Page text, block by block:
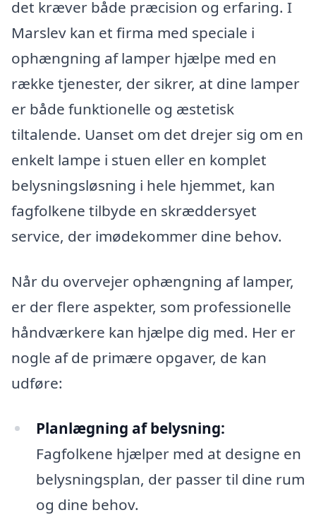
det kræver både præcision og erfaring. I
Marslev kan et firma med speciale i
ophængning af lamper hjælpe med en
række tjenester, der sikrer, at dine lamper
er både funktionelle og æstetisk
tiltalende. Uanset om det drejer sig om en
enkelt lampe i stuen eller en komplet
belysningsløsning i hele hjemmet, kan
fagfolkene tilbyde en skræddersyet
service, der imødekommer dine behov.
Når du overvejer ophængning af lamper,
er der flere aspekter, som professionelle
håndværkere kan hjælpe dig med. Her er
nogle af de primære opgaver, de kan
udføre:
Planlægning af belysning:
Fagfolkene hjælper med at designe en
belysningsplan, der passer til dine rum
og dine behov.